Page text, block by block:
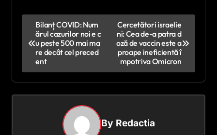
i
g
Bilanț COVID: Num
ărul cazurilor noi e c
u peste 500 mai ma
re decât cel preced
ent
Cercetători israelie
ni: Cea de-a patra d
oză de vaccin este a
proape ineficientă î
mpotriva Omicron
By Redactia